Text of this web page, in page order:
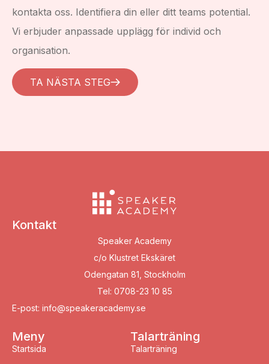
kontakta oss. Identifiera din eller ditt teams potential.
Vi erbjuder anpassade upplägg för individ och
organisation.
TA NÄSTA STEG
Kontakt
Speaker Academy
c/o Klustret Ekskäret
Odengatan 81, Stockholm
Tel: 0708-23 10 85
E-post: info@speakeracademy.se
Meny
Startsida
Talarträning
Talarträning